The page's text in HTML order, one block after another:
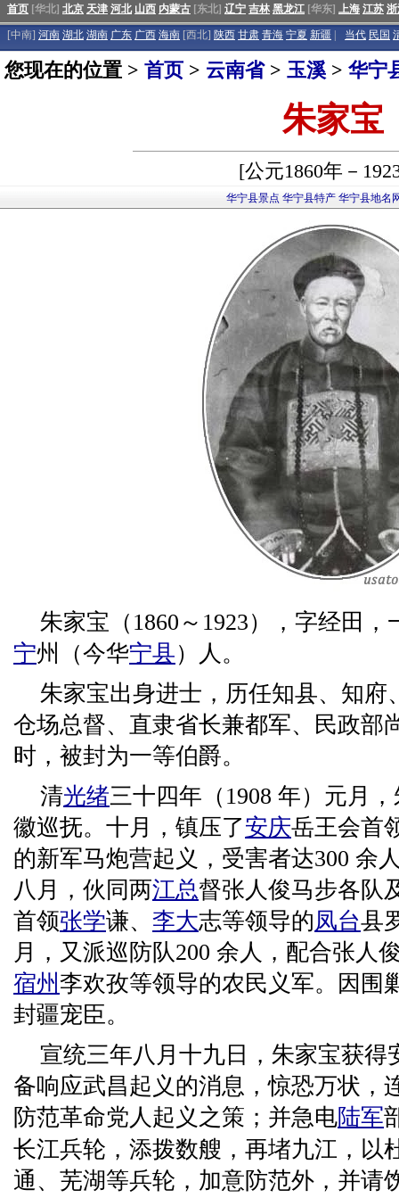
首页 [华北] 北京 天津 河北 山西 内蒙古 [东北] 辽宁 吉林 黑龙江 [华东] 上海 江苏
[中南] 河南 湖北 湖南 广东 广西 海南 [西北] 陕西 甘肃 青海 宁夏 新疆 当代 民国
您现在的位置 > 首页 > 云南省> 玉溪 > 华宁
朱家宝
[公元1860年－
华宁县景点 华宁县特产 华宁县地名
朱家宝（1860～1923），字经田
宁州（今华宁县）人。
朱家宝出身进士，历任知县、知府
仓场总督、直隶省长兼都军、民政部
时，被封为一等伯爵。
清光绪三十四年（1908 年）元月
徽巡抚。十月，镇压了安庆岳王会首
的新军马炮营起义，受害者达300 余
八月，伙同两江总督张人俊马步各队
首领张学谦、 李大志等领导的凤台县
月，又派巡防队200 余人，配合张人
宿州 李欢孜等领导的农民义军。因围
封疆宠臣。
宣统三年八月十九日，朱家宝获得
备响应武昌起义的消息，惊恐万状，
防范革命党人起义之策；并急电陆军
长江兵轮，添拨数艘，再堵九江，以
通、芜湖等兵轮，加意防范外，并请